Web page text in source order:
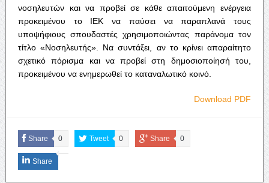
νοσηλευτών και να προβεί σε κάθε απαιτούμενη ενέργεια
προκειμένου το ΙΕΚ να παύσει να παραπλανά τους
υποψήφιους σπουδαστές χρησιμοποιώντας παράνομα τον
τίτλο «Νοσηλευτής». Να συντάξει, αν το κρίνει απαραίτητο
σχετικό πόρισμα και να προβεί στη δημοσιοποίησή του,
προκειμένου να ενημερωθεί το καταναλωτικό κοινό.
Download PDF
Share 0 Tweet 0 Share 0
Share